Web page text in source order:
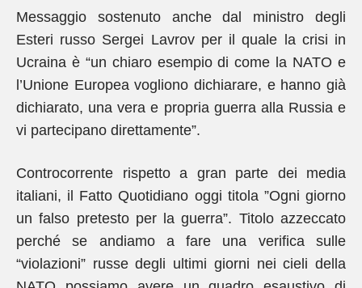
Messaggio sostenuto anche dal ministro degli
Esteri russo Sergei Lavrov per il quale la crisi in
Ucraina è “un chiaro esempio di come la NATO e
l’Unione Europea vogliono dichiarare, e hanno già
dichiarato, una vera e propria guerra alla Russia e
vi partecipano direttamente”.
Controcorrente rispetto a gran parte dei media
italiani, il Fatto Quotidiano oggi titola ”Ogni giorno
un falso pretesto per la guerra”. Titolo azzeccato
perché se andiamo a fare una verifica sulle
“violazioni” russe degli ultimi giorni nei cieli della